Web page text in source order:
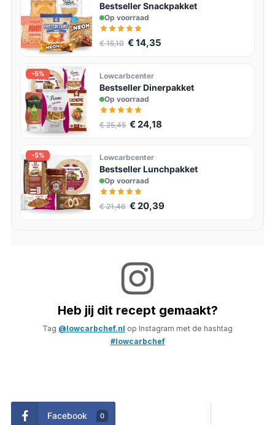
Bestseller Snackpakket
Op voorraad
€ 15,10 € 14,35
-5% Lowcarbcenter
Bestseller Dinerpakket
Op voorraad
€ 25,45 € 24,18
-5% Lowcarbcenter
Bestseller Lunchpakket
Op voorraad
€ 21,46 € 20,39
Heb jij dit recept gemaakt?
Tag @lowcarbchef.nl op Instagram met de hashtag
#lowcarbchef
Facebook 0